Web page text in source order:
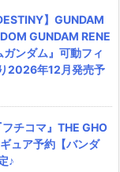
】GUNDAM
GUNDAM RENE
ンダム』可動フィ
2026年12月発売予
フチコマ』THE GHO
ュア予約【バンダ
♪